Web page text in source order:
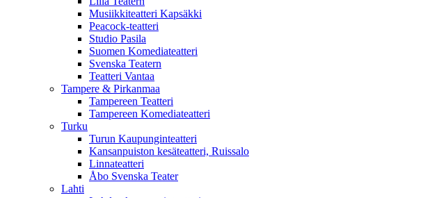
Musiikkiteatteri Kapsäkki
Peacock-teatteri
Studio Pasila
Suomen Komediateatteri
Svenska Teatern
Teatteri Vantaa
Tampere & Pirkanmaa
Tampereen Teatteri
Tampereen Komediateatteri
Turku
Turun Kaupunginteatteri
Kansanpuiston kesäteatteri, Ruissalo
Linnateatteri
Åbo Svenska Teater
Lahti